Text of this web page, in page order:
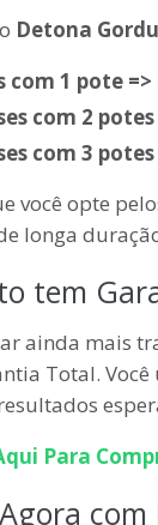
Detona
com 1 pote =>
com 2 potes
com 3 potes
você opte
longa
tem
ainda mais
Total. Você
Para